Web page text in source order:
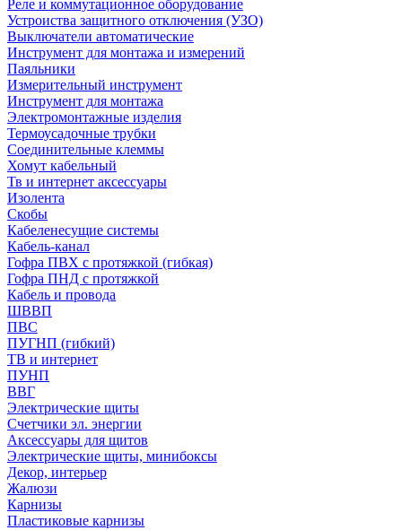
Реле и коммутационное оборудование
Устроиства защитного отключения (УЗО)
Выключатели автоматические
Инструмент для монтажа и измерений
Паяльники
Измерительный инструмент
Инструмент для монтажа
Электромонтажные изделия
Термоусадочные трубки
Соединительные клеммы
Хомут кабельный
Тв и интернет аксессуары
Изолента
Скобы
Кабеленесущие системы
Кабель-канал
Гофра ПВХ с протяжкой (гибкая)
Гофра ПНД с протяжкой
Кабель и провода
ШВВП
ПВС
ПУГНП (гибкий)
ТВ и интернет
ПУНП
ВВГ
Электрические щиты
Счетчики эл. энергии
Аксессуары для щитов
Электрические щиты, минибоксы
Декор, интерьер
Жалюзи
Карнизы
Пластиковые карнизы